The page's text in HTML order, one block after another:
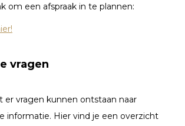
om een afspraak in te plannen:
vragen
er vragen kunnen ontstaan naar
informatie. Hier vind je een overzicht